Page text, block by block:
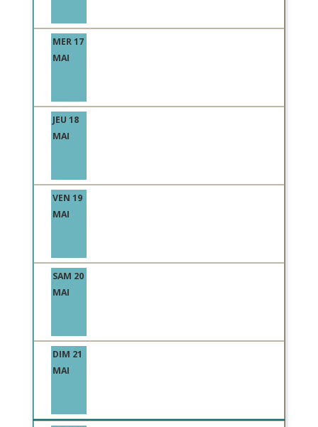
MER 17
MAI
JEU 18
MAI
VEN 19
MAI
SAM 20
MAI
DIM 21
MAI